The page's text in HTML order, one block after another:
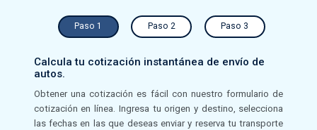
Paso 1 Paso 2 Paso 3
Calcula tu cotización instantánea de envío de
autos.
Obtener una cotización es fácil con nuestro formulario de
cotización en línea. Ingresa tu origen y destino, selecciona
las fechas en las que deseas enviar y reserva tu transporte